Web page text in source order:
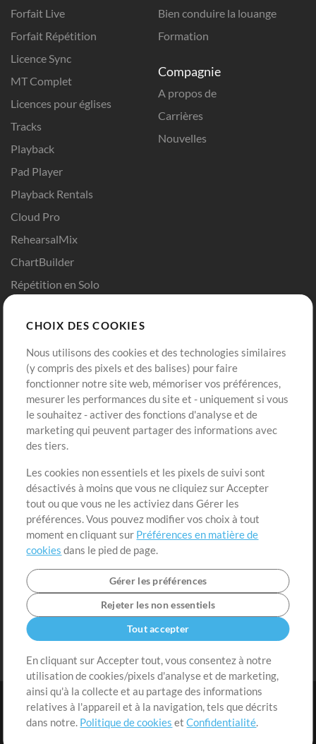
Forfait Live
Forfait Répétition
Licence Sync
MT Complet
Licences pour églises
Tracks
Playback
Pad Player
Playback Rentals
Cloud Pro
RehearsalMix
ChartBuilder
Répétition en Solo
Modèles ProPresenter
Sons
Bien conduire la louange
Formation
Compagnie
A propos de
Carrières
Nouvelles
Boutique
Acheter des crédits
Contenu gratuit
Extras
Sessions
Soumettre votre contenu
Listes de lecture
Conférence MT
Compte
Connexion
S'inscrire
Conditions | Confidentialité |
CHOIX DES COOKIES
Nous utilisons des cookies et des technologies similaires
(y compris des pixels et des balises) pour faire
fonctionner notre site web, mémoriser vos préférences,
mesurer les performances du site et - uniquement si vous
le souhaitez - activer des fonctions d'analyse et de
marketing qui peuvent partager des informations avec
des tiers.
Les cookies non essentiels et les pixels de suivi sont
désactivés à moins que vous ne cliquiez sur Accepter
tout ou que vous ne les activiez dans Gérer les
préférences. Vous pouvez modifier vos choix à tout
moment en cliquant sur Préférences en matière de
cookies dans le pied de page.
Gérer les préférences
Rejeter les non essentiels
Tout accepter
En cliquant sur Accepter tout, vous consentez à notre
utilisation de cookies/pixels d'analyse et de marketing,
ainsi qu'à la collecte et au partage des informations
relatives à l'appareil et à la navigation, tels que décrits
dans notre. Politique de cookies etConfidentialité.